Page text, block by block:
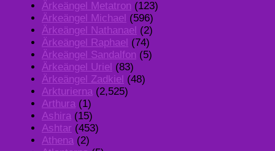
Ärkeängel Metatron (123)
Ärkeängel Michael (596)
Ärkeängel Nathanael (2)
Ärkeängel Raphael (74)
Ärkeängel Sandalfon (5)
Ärkeängel Uriel (83)
Ärkeängel Zadkiel (48)
Arkturierna (2,525)
Arthura (1)
Ashira (15)
Ashtar (453)
Athena (2)